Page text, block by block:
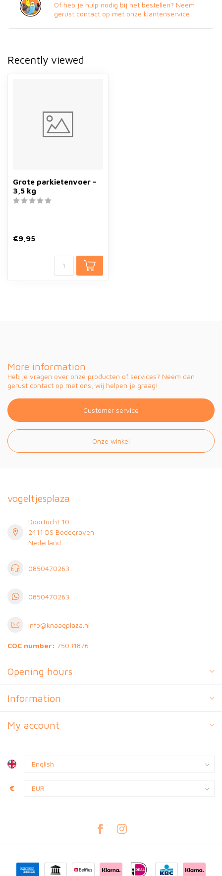
Of heb je hulp nodig bij het bestellen? Neem
gerust contact op met onze klantenservice
Recently viewed
Grote parkietenvoer –
3,5 kg
€9,95
More information
Heb je vragen over onze producten of services? Neem dan
gerust contact op met ons, wij helpen je graag!
Customer service
Onze winkel
vogeltjesplaza
Doortocht 10
2411 DS Bodegraven
Nederland
0850470263
0850470263
info@knaagplaza.nl
COC number: 75031876
Opening hours
Information
My account
€